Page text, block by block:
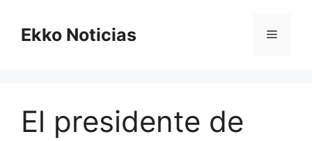
contenido
Ekko Noticias Menú
El presidente de